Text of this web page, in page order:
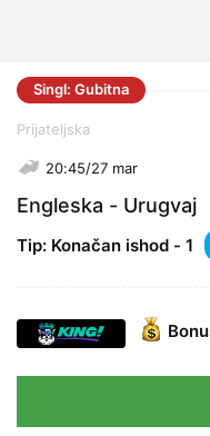
Singl: Gubitna
Prijateljska
20:45/27 mar
Engleska - Urugvaj
Tip: Konačan ishod - 1